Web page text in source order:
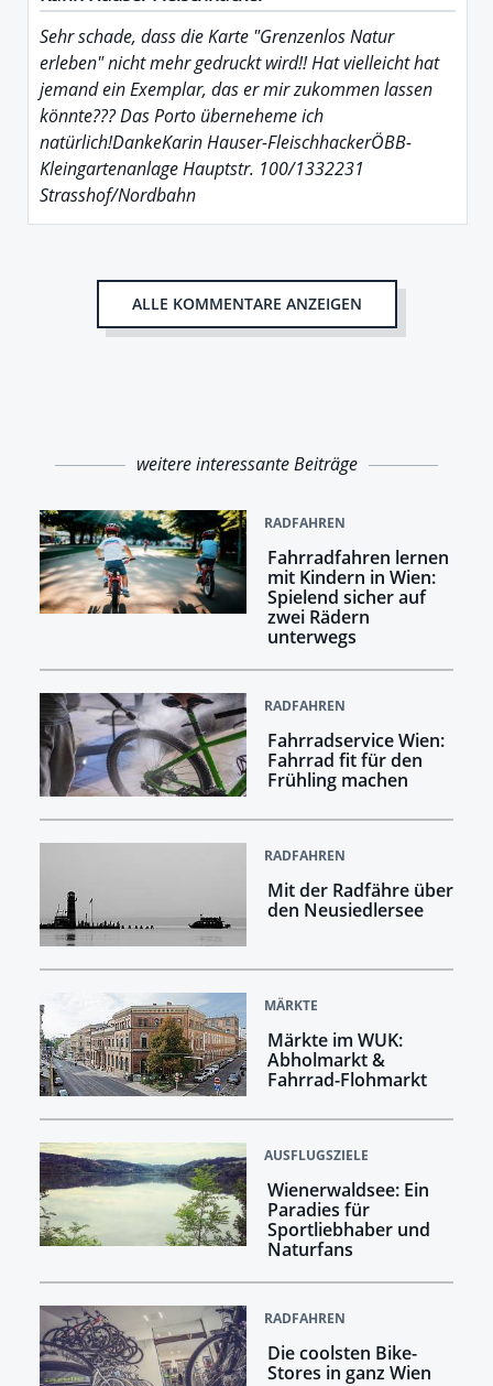
Sehr schade, dass die Karte "Grenzenlos Natur
erleben" nicht mehr gedruckt wird!! Hat vielleicht hat
jemand ein Exemplar, das er mir zukommen lassen
könnte??? Das Porto überneheme ich
natürlich!DankeKarin Hauser-FleischhackerÖBB-
Kleingartenanlage Hauptstr. 100/1332231
Strasshof/Nordbahn
ALLE KOMMENTARE ANZEIGEN
weitere interessante Beiträge
RADFAHREN
Fahrradfahren lernen
mit Kindern in Wien:
Spielend sicher auf
zwei Rädern
unterwegs
RADFAHREN
Fahrradservice Wien:
Fahrrad fit für den
Frühling machen
RADFAHREN
Mit der Radfähre über
den Neusiedlersee
MÄRKTE
Märkte im WUK:
Abholmarkt &
Fahrrad-Flohmarkt
AUSFLUGSZIELE
Wienerwaldsee: Ein
Paradies für
Sportliebhaber und
Naturfans
RADFAHREN
Die coolsten Bike-
Stores in ganz Wien